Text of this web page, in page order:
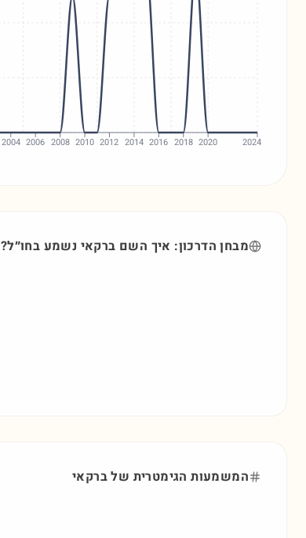
2004 2006 2008 2010 2012 2014 2016 2018 2020 2024
מבחן הדרכון: איך השם ברקאי נשמע בחו״ל?
המשמעות הגימטרית שלברקאי